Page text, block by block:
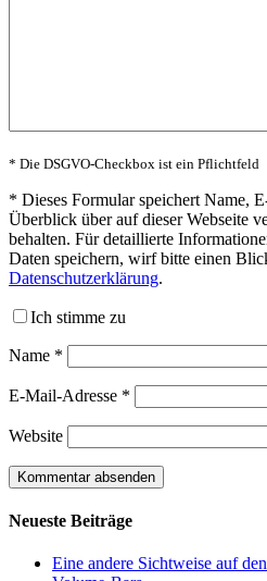
* Die DSGVO-Checkbox ist ein Pflichtfeld
* Dieses Formular speichert Name,
Überblick über auf dieser Webseite
behalten. Für detaillierte
Daten speichern, wirf bitte einen
Datenschutzerklärung.
Ich stimme zu
Name *
E-Mail-Adresse *
Website
Neueste Beiträge
Eine andere Sichtweise auf